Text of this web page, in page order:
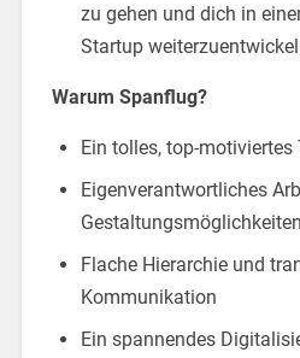
zu gehen und dich in
Startup
Warum Spanflug?
Ein tolles, top-motiviertes
Eigenverantwortliches
Gestaltungsmöglichkeiten
Flache Hierarchie und
Kommunikation
Ein spannendes